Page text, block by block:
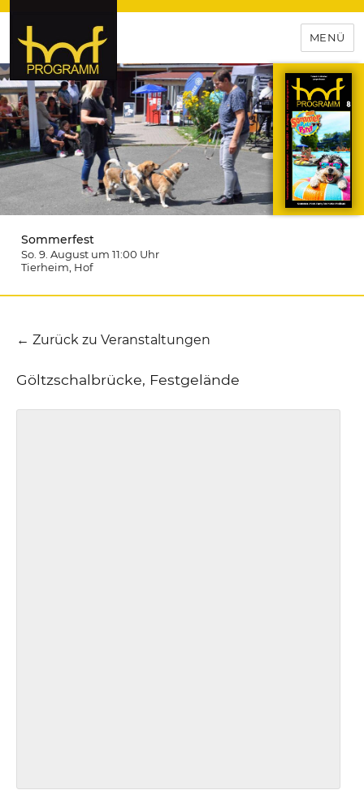
hof-programm – das
Veranstaltungsportal für
Hochfranken
MENÜ
Sommerfest
So. 9. August um 11:00 Uhr
Tierheim , Hof
← Zurück zu Veranstaltungen
Göltzschalbrücke, Festgelände